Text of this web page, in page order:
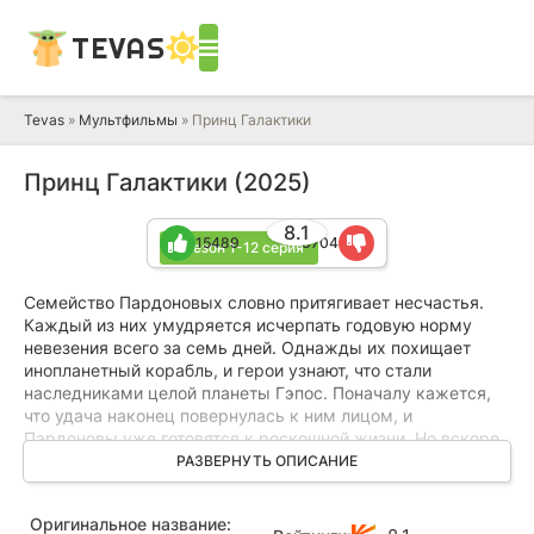
TEVAS
Tevas » Мультфильмы » Принц Галактики
Принц Галактики (2025)
1 сезон 1-12 серия
8.1
15489 3704
Семейство Пардоновых словно притягивает несчастья.
Каждый из них умудряется исчерпать годовую норму
невезения всего за семь дней. Однажды их похищает
инопланетный корабль, и герои узнают, что стали
наследниками целой планеты Гэпос. Поначалу кажется,
что удача наконец повернулась к ним лицом, и
Пардоновы уже готовятся к роскошной жизни. Но вскоре
выясняется ужасная правда: это наследство — самое
большое несчастье в их жизни.
На планете начинается восстание роботов, и Пардоновы
РАЗВЕРНУТЬ ОПИСАНИЕ
Оригинальное название: